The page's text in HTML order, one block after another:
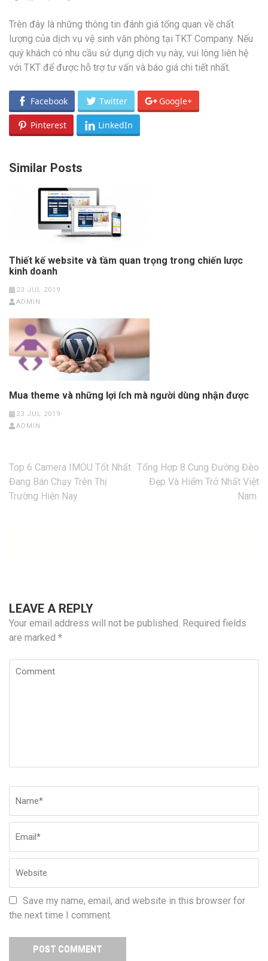
Trên đây là những thông tin đánh giá tổng quan về chất
lượng của dịch vụ vệ sinh văn phòng tại TKT Company. Nếu
quý khách có nhu cầu sử dụng dịch vụ này, vui lòng liên hệ
với TKT để được hỗ trợ tư vấn và báo giá chi tiết nhất.
Facebook Twitter Google+
Pinterest LinkedIn
Similar Posts
Thiết kế website và tầm quan trọng trong chiến lược
kinh doanh
23 JUL 2019
ADMIN
Mua theme và những lợi ích mà người dùng nhận được
23 JUL 2019
ADMIN
Post
navigation
Top 6 Camera IMOU Tốt Nhất
Đang Bán Chạy Trên Thị
Trường Hiện Nay
Tổng Hợp 8 Cung Đường Đèo
Đẹp Và Hiểm Trở Nhất Việt
Nam
LEAVE A REPLY
Your email address will not be published. Required fields
are marked *
Comment
Save my name, email, and website in this browser for
the next time I comment.